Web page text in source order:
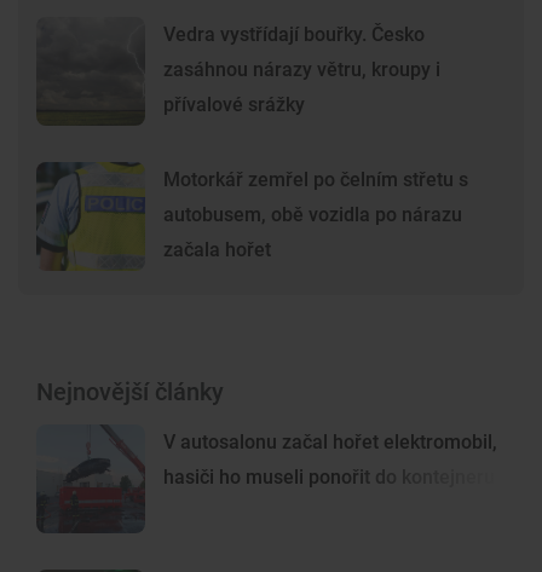
Vedra vystřídají bouřky. Česko
zasáhnou nárazy větru, kroupy i
přívalové srážky
Motorkář zemřel po čelním střetu s
autobusem, obě vozidla po nárazu
začala hořet
Nejnovější články
V autosalonu začal hořet elektromobil,
hasiči ho museli ponořit do kontejneru